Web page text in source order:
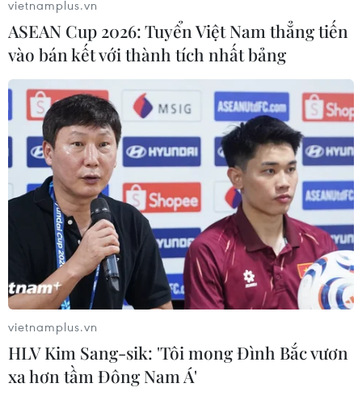
BIDV giảm hơn 70% phí giao dịch chuyển
tiền điện tử ngoài hệ thống
25/02/2020 03:45
BIDV giảm từ 7.000 đồng xuống còn 2.000 đồng/giao
dịch trên các kênh online gồm BIDV online, BIDV
SmartBanking, Bankplus, ATM cho các giao dịch có giá
trị ≤ 500.000 đồng.
vietnamplus.vn
ASEAN Cup 2026: Tuyển Việt Nam thẳng tiến
vào bán kết với thành tích nhất bảng
vietnamplus.vn
HLV Kim Sang-sik: 'Tôi mong Đình Bắc vươn
xa hơn tầm Đông Nam Á'